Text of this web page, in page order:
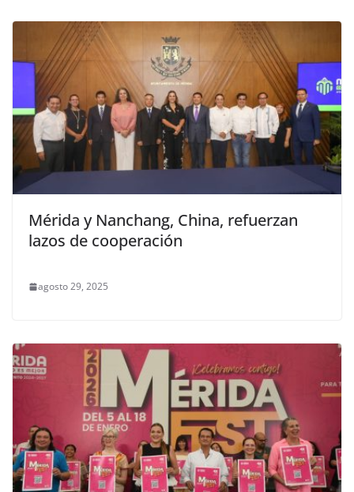
Mérida y Nanchang, China, refuerzan
lazos de cooperación
agosto 29, 2025